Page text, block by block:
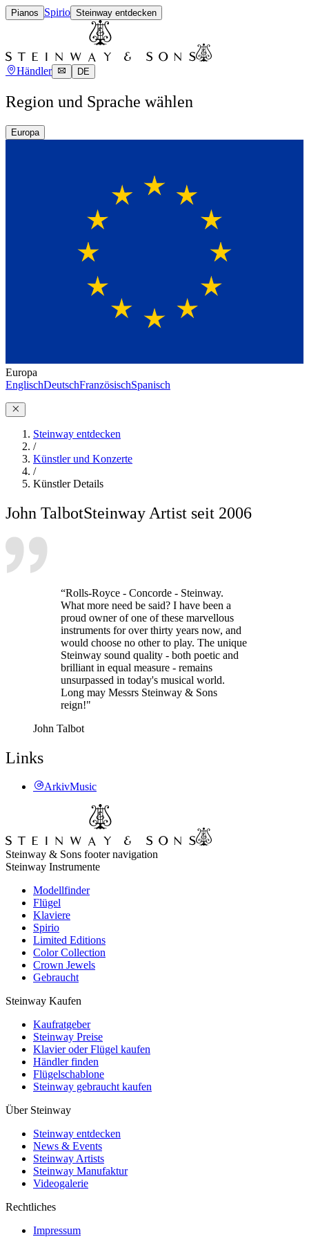
Pianos Spirio Steinway entdecken
Händler DE
Region und Sprache wählen
Europa
Europa
EnglischDeutschFranzösischSpanisch
Steinway entdecken
/
Künstler und Konzerte
/
Künstler Details
John TalbotSteinway Artist seit 2006
“Rolls-Royce - Concorde - Steinway.
What more need be said? I have been a
proud owner of one of these marvellous
instruments for over thirty years now, and
would choose no other to play. The unique
Steinway sound quality - both poetic and
brilliant in equal measure - remains
unsurpassed in today's musical world.
Long may Messrs Steinway & Sons
reign!"
John Talbot
Links
ArkivMusic
Steinway & Sons footer navigation
Steinway Instrumente
Modellfinder
Flügel
Klaviere
Spirio
Limited Editions
Color Collection
Crown Jewels
Gebraucht
Steinway Kaufen
Kaufratgeber
Steinway Preise
Klavier oder Flügel kaufen
Händler finden
Flügelschablone
Steinway gebraucht kaufen
Über Steinway
Steinway entdecken
News & Events
Steinway Artists
Steinway Manufaktur
Videogalerie
Rechtliches
Impressum